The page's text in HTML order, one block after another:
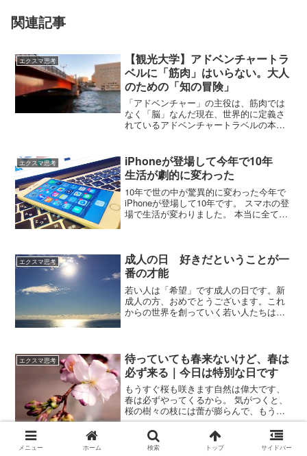
関連記事
エクスマ思考
【観光大学】アドベンチャートラ
ベルに「筋肉」はいらない。大人
のための「知の冒険」
「アドベンチャー」の主役は、筋肉では
なく「脳」なんだ現在、世界的に定義さ
れているアドベンチャートラベルの本質
ャートラベル協会）が掲げる要素には
「自然」「活動」と並んで「異文化体
験」があり、その先にある真の目的は
「自己変革（Transformation）」だとされ
ています。つまり、旅を終えた後に「自
分の中の何かが書き換わっているこ
は、「知的好奇心が震える体験」こそ
が、成熟した大人にとっての最高の冒険
であると確信しています。
エクスマ思考
iPhoneが登場して今年で10年
生活が劇的に変わった
10年で世の中が驚異的に変わった今年で
iPhoneが登場して10年です。 スマホの登
場で生活が変わりました。 本当に全ての
つ...
エクスマ思考
成人の日 好きだということが一
番の才能
若い人は「希望」です成人の日です。新
成人の方、おめでとうございます。これ
からの世界を創っていく若い人たちは世
にいい時代はないと思うか...
エクスマ思考
待っていても春来ないけど、春は
必ず来る｜今日は特別な日です
もうすぐ桜も咲きます自然は偉大です、
春は必ずやってくるから。 気がつくと、
桜の樹々の枝には蕾が膨らんで、もうす
ぐ開花しそうです。 日差しもいつの間に
柔らかくなっています。 知らず知らずの
うちに、春はやって来ているんです。
メニュー ホーム 検索 トップ サイドバー